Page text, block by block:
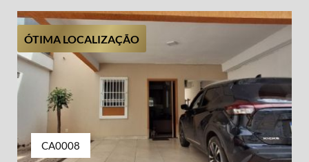
ÓTIMA LOCALIZAÇÃO
CA0008